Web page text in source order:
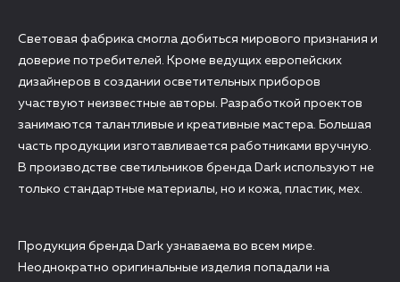
Световая фабрика смогла добиться мирового признания и
доверие потребителей. Кроме ведущих европейских
дизайнеров в создании осветительных приборов
участвуют неизвестные авторы. Разработкой проектов
занимаются талантливые и креативные мастера. Большая
часть продукции изготавливается работниками вручную.
В производстве светильников бренда Dark используют не
только стандартные материалы, но и кожа, пластик, мех.
Продукция бренда Dark узнаваема во всем мире.
Неоднократно оригинальные изделия попадали на